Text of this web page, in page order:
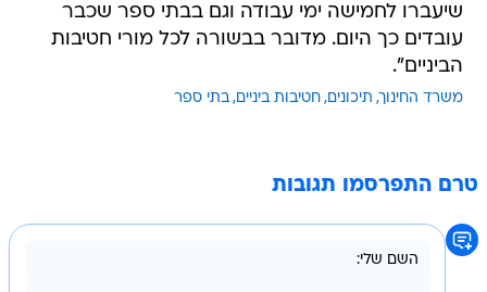
שיעברו לחמישה ימי עבודה וגם בבתי ספר שכבר
עובדים כך היום. מדובר בבשורה לכל מורי חטיבות
הביניים".
משרד החינוך תיכונים חטיבות ביניים בתי ספר
טרם התפרסמו תגובות